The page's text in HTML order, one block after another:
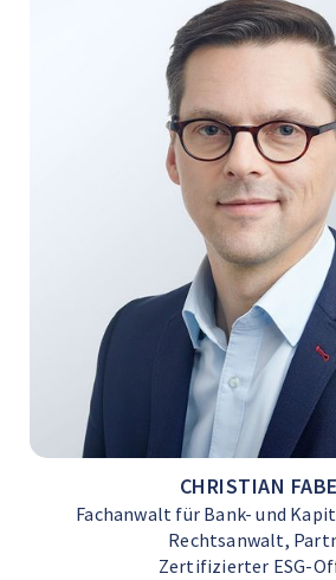
CHRISTIAN
Fachanwalt für Bank- und
Rechtsanwalt,
Zertifizierter ESG-